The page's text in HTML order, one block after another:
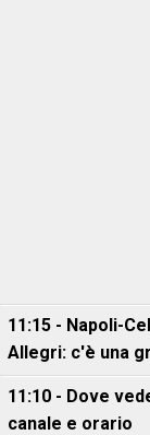
11:15 - Napoli-
Allegri: c'è una
11:10 - Dove
canale e orario